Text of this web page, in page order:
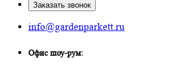
Заказать звонок
info@gardenparkett.ru
Офис шоу-рум: